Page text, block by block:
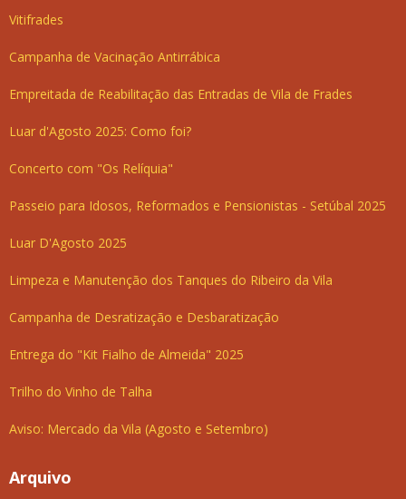
Vitifrades
Campanha de Vacinação Antirrábica
Empreitada de Reabilitação das Entradas de Vila de Frades
Luar d'Agosto 2025: Como foi?
Concerto com "Os Relíquia"
Passeio para Idosos, Reformados e Pensionistas - Setúbal 2025
Luar D'Agosto 2025
Limpeza e Manutenção dos Tanques do Ribeiro da Vila
Campanha de Desratização e Desbaratização
Entrega do "Kit Fialho de Almeida" 2025
Trilho do Vinho de Talha
Aviso: Mercado da Vila (Agosto e Setembro)
Arquivo